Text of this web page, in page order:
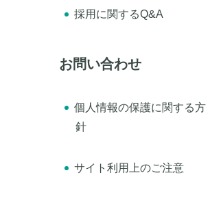
採用に関するQ&A
お問い合わせ
個人情報の保護に関する方
針
サイト利用上のご注意